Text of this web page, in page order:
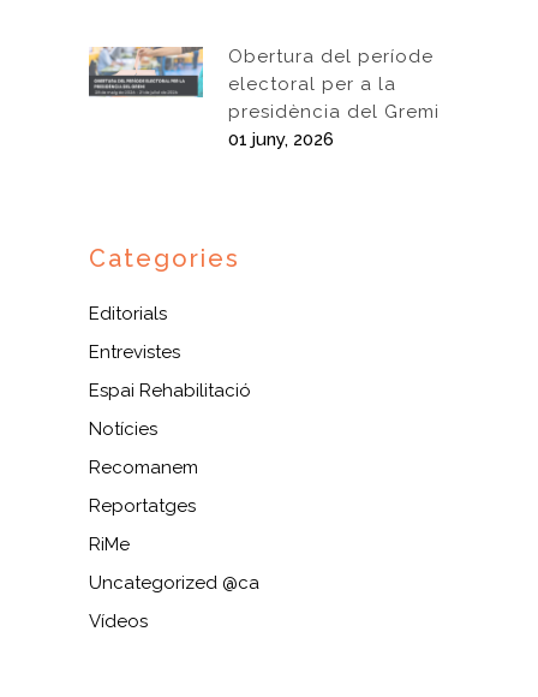
Obertura del període
electoral per a la
presidència del Gremi
01 juny, 2026
Categories
Editorials
Entrevistes
Espai Rehabilitació
Notícies
Recomanem
Reportatges
RiMe
Uncategorized @ca
Vídeos